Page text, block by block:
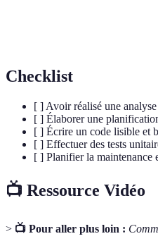
Checklist
[ ] Avoir réalisé une
[ ] Élaborer une
[ ] Écrire un code lisible et
[ ] Effectuer des tests
[ ] Planifier la maintenance
📺 Ressource Vidéo
> 📺 Pour aller plus loin :